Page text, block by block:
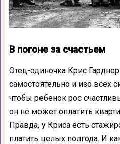
В погоне за счастьем
Отец-одиночка Крис
самостоятельно и изо всех
чтобы ребенок рос
он не может оплатить
Правда, у Криса есть
платить целых полгода. И